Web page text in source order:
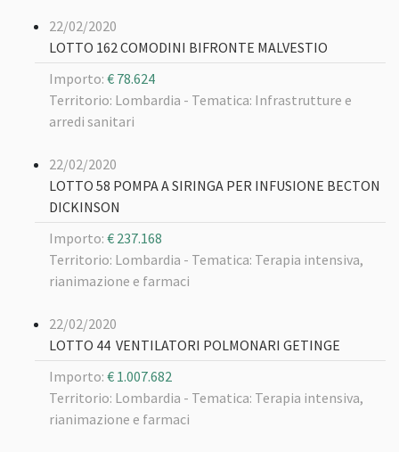
22/02/2020
LOTTO 162 COMODINI BIFRONTE MALVESTIO
Importo: € 78.624
Territorio: Lombardia - Tematica: Infrastrutture e
arredi sanitari
22/02/2020
LOTTO 58 POMPA A SIRINGA PER INFUSIONE BECTON
DICKINSON
Importo: € 237.168
Territorio: Lombardia - Tematica: Terapia intensiva,
rianimazione e farmaci
22/02/2020
LOTTO 44 VENTILATORI POLMONARI GETINGE
Importo: € 1.007.682
Territorio: Lombardia - Tematica: Terapia intensiva,
rianimazione e farmaci